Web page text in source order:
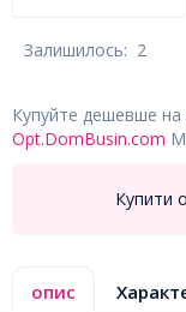
Залишилось: 2
Купуйте дешевше
Opt.DomBusin.com
Купити
опис